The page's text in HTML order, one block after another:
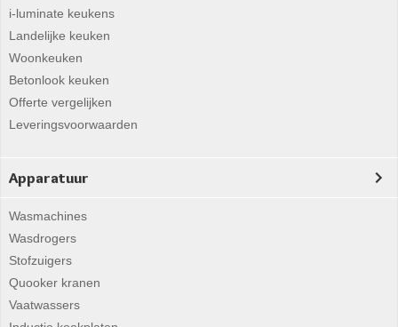
i-luminate keukens
Landelijke keuken
Woonkeuken
Betonlook keuken
Offerte vergelijken
Leveringsvoorwaarden
Apparatuur
Wasmachines
Wasdrogers
Stofzuigers
Quooker kranen
Vaatwassers